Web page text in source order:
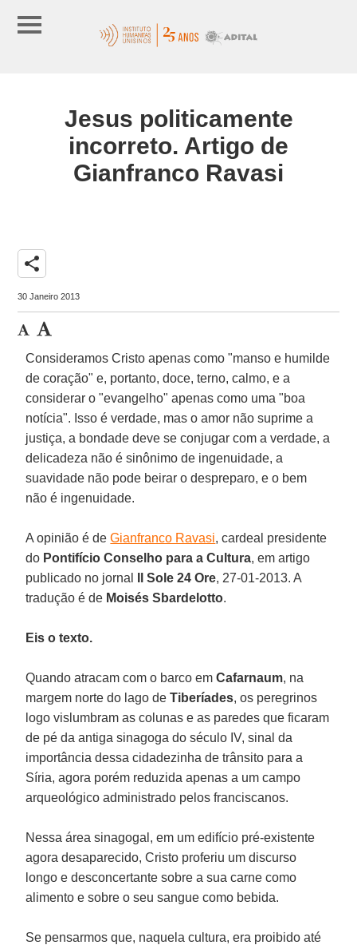
Jesus politicamente
incorreto. Artigo de
Gianfranco Ravasi
share
30 Janeiro 2013
Consideramos Cristo apenas como "manso e humilde
de coração" e, portanto, doce, terno, calmo, e a
considerar o "evangelho" apenas como uma "boa
notícia". Isso é verdade, mas o amor não suprime a
justiça, a bondade deve se conjugar com a verdade, a
delicadeza não é sinônimo de ingenuidade, a
suavidade não pode beirar o despreparo, e o bem
não é ingenuidade.
A opinião é deGianfranco Ravasi, cardeal presidente
do Pontifício Conselho para a Cultura, em artigo
publicado no jornal
Il Sole 24 Ore, 27-01-2013. A
tradução é de Moisés Sbardelotto.
Eis o texto.
Quando atracam com o barco emCafarnaum, na
margem norte do lago deTiberíades, os peregrinos
logo vislumbram as colunas e as paredes que ficaram
de pé da antiga sinagoga do século IV, sinal da
importância dessa cidadezinha de trânsito para a
Síria, agora porém reduzida apenas a um campo
arqueológico administrado pelos franciscanos.
Nessa área sinagogal, em um edifício pré-existente
agora desaparecido, Cristo proferiu um discurso
longo e desconcertante sobre a sua carne como
alimento e sobre o seu sangue como bebida.
Se pensarmos que, naquela cultura, era proibido até